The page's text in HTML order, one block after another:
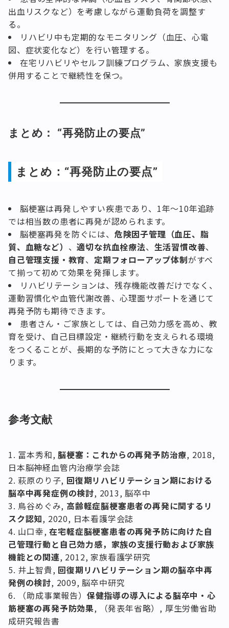
出血リスクなど）を考慮しながら運動負荷を調整す
る。
リハビリ中も定期的なモニタリング（血圧、心電
図、症状変化など）を行い管理する。
在宅リハビリやセルフ訓練プログラム、家族支援も
併用することで継続性を保つ。
まとめ： “再発防止の要点”
まとめ：“再発防止の要点”
脳梗塞は再発しやすい疾患であり、1年～10年追跡
では相当数の患者に再発が認められます。
脳梗塞再発を防ぐには、 危険因子管理（血圧、脂
質、血糖など） 、適切な抗血栓療法、 生活習慣改善、
自己管理支援・教育、定期フォローアップ体制がすべ
て揃って初めて効果を発揮します。
リハビリテーションは、残存機能改善だけでなく、
運動習慣化や血管代謝改善、心理面サポートを通じて
再発予防も期待できます。
患者さん・ご家族としては、自己効力感を高め、教
育を受け、自己目標設定・継続行動を支えられる環境
をつくることが、長期的な予防にとって大きな力にな
ります。
参考文献
冨本秀和,脳梗塞：これからの再発予防治療, 2018,
日本脳神経血管内治療学会誌
萩原のり子, 回復期リハビリテーション期における
脳卒中再発症例の検討, 2013, 脳卒中
鳥谷めぐみ, 高齢軽症脳梗塞患者の再発に関するリ
スク認知, 2020, 日本看護学会誌
山口幸,在宅軽症脳梗塞患者の再発予防に向けた自
己管理行動と自己効力感，家族の支援行動および家族
機能との関連, 2012, 家族看護学研究
井上智貴, 回復期リハビリテーション期の脳卒中再
発例の検討, 2009, 脳卒中研究
（助成事業報告） 保健指導の導入による脳卒中・心
筋梗塞の再発予防効果, （発表年省略）, 厚生労働省助
成研究報告書